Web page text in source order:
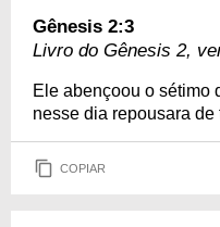
Gênesis 2:3
Livro do Gênesis 2,
Ele abençoou o sétimo
nesse dia repousara
COPIAR